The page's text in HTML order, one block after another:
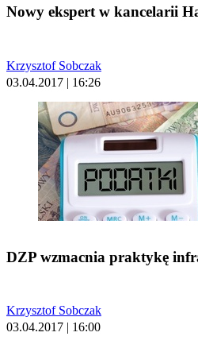
Nowy ekspert w kancelarii
Krzysztof Sobczak
03.04.2017 | 16:26
DZP wzmacnia praktykę
Krzysztof Sobczak
03.04.2017 | 16:00